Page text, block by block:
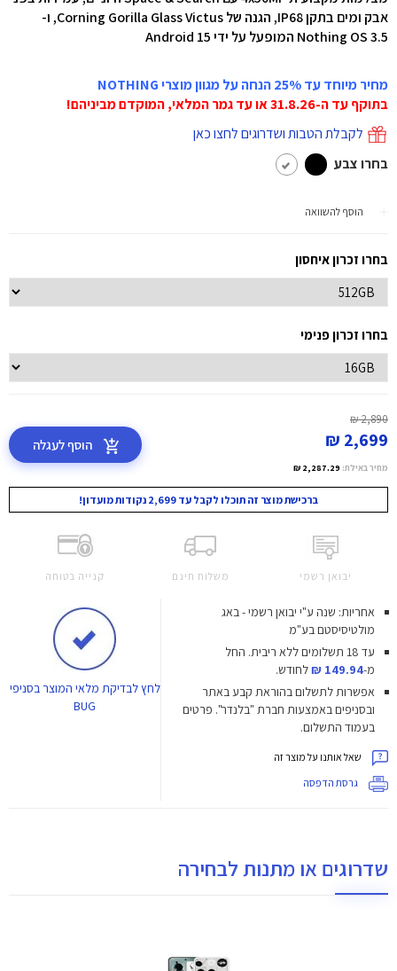
אבק ומים בתקן IP68, הגנה של Corning Gorilla Glass Victus, ו-
Nothing OS 3.5 המופעל על ידי Android 15
מחיר מיוחד עד 25% הנחה על מגוון מוצרי NOTHING
בתוקף עד ה-31.8.26 או עד גמר המלאי, המוקדם מביניהם!
לקבלת הטבות ושדרוגים לחצו כאן
בחרו צבע
הוסף להשוואה
בחרו זכרון איחסון
בחרו זכרון פנימי
2,890 ₪
2,699 ₪
מחיר באילת: 2,287.29 ₪
הוסף לעגלה
ברכישת מוצר זה תוכלו לקבל עד 2,699 נקודות מועדון!
יבואן רשמי משלוח חינם קנייה בטוחה
אחריות: שנה ע"י יבואן רשמי - באג
מולטיסיסטם בע"מ
עד 18 תשלומים ללא ריבית.
החל
מ-149.94 ₪
לחודש.
אפשרות לתשלום בהוראת קבע באתר
ובסניפים באמצעות חברת "בלנדר". פרטים
בעמוד התשלום.
שאל אותנו על מוצר זה
גרסת הדפסה
לחץלבדיקת מלאי המוצר בסניפי
BUG
שדרוגים או מתנות לבחירה